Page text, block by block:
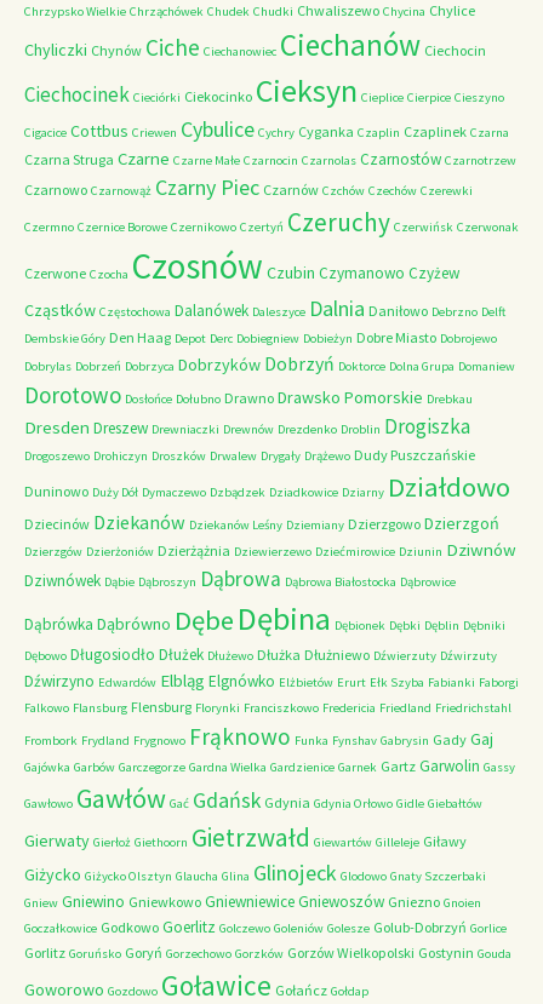
Chrzypsko Wielkie Chrząchówek Chudek Chudki Chwaliszewo Chycina Chylice
Chyliczki Chynów Ciche Ciechanowiec Ciechanów Ciechocin
Ciechocinek Cieciórki Ciekocinko Cieksyn Cieplice Cierpice Cieszyno
Cigacice Cottbus Criewen Cybulice Cychry Cyganka Czaplin Czaplinek Czarna
Czarna Struga Czarne Czarne Małe Czarnocin Czarnolas Czarnostów Czarnotrzew
Czarnowo Czarnowąż Czarny Piec Czarnów Czchów Czechów Czerewki
Czermno Czernice Borowe Czernikowo Czertyń Czeruchy Czerwińsk Czerwonak
Czerwone Czocha Czosnów Czubin Czymanowo Czyżew
Cząstków Częstochowa Dalanówek Daleszyce Dalnia Daniłowo Debrzno Delft
Dembskie Góry Den Haag Depot Derc Dobiegniew Dobieżyn Dobre Miasto Dobrojewo
Dobrylas Dobrzeń Dobrzyca Dobrzyków Dobrzyń Doktorce Dolna Grupa Domaniew
Dorotowo Dosłońce Dołubno Drawno Drawsko Pomorskie Drebkau
Dresden Dreszew Drewniaczki Drewnów Drezdenko Droblin Drogiszka
Drogoszewo Drohiczyn Droszków Drwalew Drygały Drążewo Dudy Puszczańskie
Duninowo Duży Dół Dymaczewo Dzbądzek Dziadkowice Dziarny Działdowo
Dziecinów Dziekanów Dziekanów Leśny Dziemiany Dzierzgowo Dzierzgoń
Dzierzgów Dzierżoniów Dzierżążnia Dziewierzewo Dziećmirowice Dziunin Dziwnów
Dziwnówek Dąbie Dąbroszyn Dąbrowa Dąbrowa Białostocka Dąbrowice
Dąbrówka Dąbrówno Dębe Dębina Dębionek Dębki Dęblin Dębniki
Dębowo Długosiodło Dłużek Dłużewo Dłużka Dłużniewo Dźwierzuty Dźwirzuty
Dźwirzyno Edwardów Elbląg Elgnówko Elżbietów Erurt Ełk Szyba Fabianki Faborgi
Falkowo Flansburg Flensburg Florynki Franciszkowo Fredericia Friedland Friedrichstahl
Frombork Frydland Frygnowo Frąknowo Funka Fynshav Gabrysin Gady Gaj
Gajówka Garbów Garczegorze Gardna Wielka Gardzienice Garnek Gartz Garwolin Gassy
Gawłowo Gawłów Gać Gdańsk Gdynia Gdynia Orłowo Gidle Giebałtów
Gierwaty Gierłoż Giethoorn Gietrzwałd Giewartów Gilleleje Giławy
Giżycko Giżycko Olsztyn Glaucha Glina Glinojeck Glodowo Gnaty Szczerbaki
Gniew Gniewino Gniewkowo GniewniewiceGniewoszów Gniezno Gnoien
Goczałkowice Godkowo Goerlitz Golczewo Goleniów Golesze Golub-Dobrzyń Gorlice
Gorlitz Goruńsko Goryń Gorzechowo Gorzków Gorzów Wielkopolski Gostynin Gouda
Goworowo Gozdowo Goławice Gołańcz Gołdap